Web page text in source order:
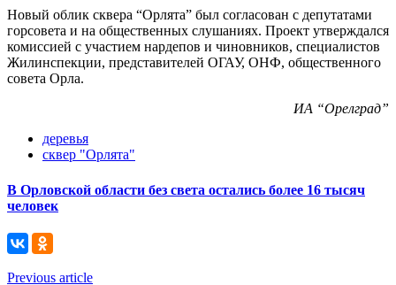
Новый облик сквера “Орлята” был согласован с депутатами
горсовета и на общественных слушаниях. Проект утверждался
комиссией с участием нардепов и чиновников, специалистов
Жилинспекции, представителей ОГАУ, ОНФ, общественного
совета Орла.
ИА “Орелград”
деревья
сквер "Орлята"
В Орловской области без света остались более 16 тысяч
человек
Previous article